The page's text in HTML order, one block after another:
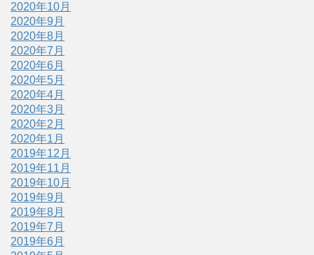
2020年10月
2020年9月
2020年8月
2020年7月
2020年6月
2020年5月
2020年4月
2020年3月
2020年2月
2020年1月
2019年12月
2019年11月
2019年10月
2019年9月
2019年8月
2019年7月
2019年6月